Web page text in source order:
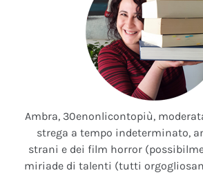
Ambra, 30enonlicontopiù,
strega a tempo indeterminato,
strani e dei film horror
miriade di talenti (tutti